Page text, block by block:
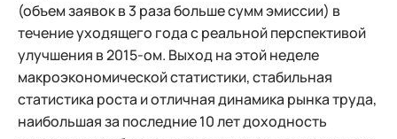
(объем заявок в 3 раза больше сумм эмиссии) в
течение уходящего года с реальной перспективой
улучшения в 2015-ом. Выход на этой неделе
макроэкономической статистики, стабильная
статистика роста и отличная динамика рынка труда,
наибольшая за последние 10 лет доходность